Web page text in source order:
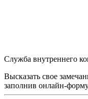
Служба внутреннего
Высказать свое
заполнив онлайн-